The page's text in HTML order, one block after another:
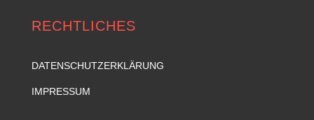
RECHTLICHES
DATENSCHUTZERKLÄRUNG
IMPRESSUM